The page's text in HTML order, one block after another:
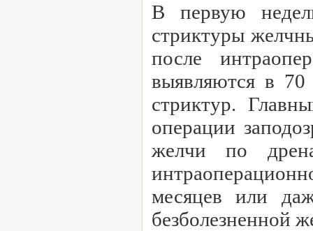
В первую
стриктуры
после
выявляются в
стриктур.
операции
желчи по
месяцев или
безболезненной